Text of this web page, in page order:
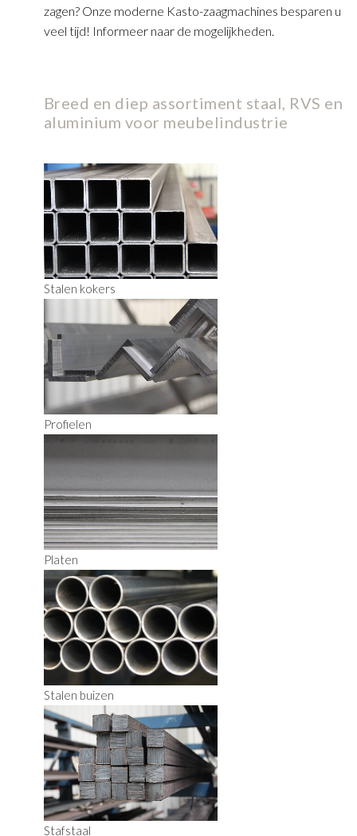
zagen? Onze moderne Kasto-zaagmachines besparen u
veel tijd! Informeer naar de mogelijkheden.
Breed en diep assortiment staal, RVS en
aluminium voor meubelindustrie
Stalen kokers
Profielen
Platen
Stalen buizen
Stafstaal